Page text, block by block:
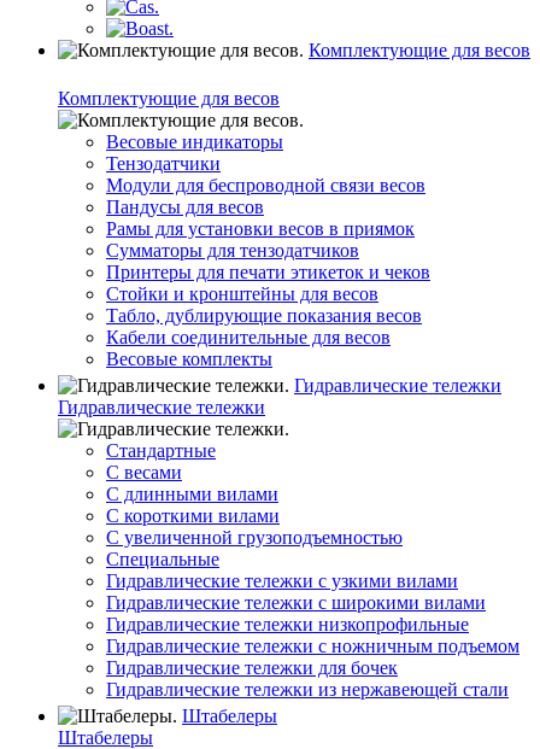
Комплектующие для весов
Комплектующие для весов
Весовые индикаторы
Тензодатчики
Модули для беспроводной связи весов
Пандусы для весов
Рамы для установки весов в приямок
Сумматоры для тензодатчиков
Принтеры для печати этикеток и чеков
Стойки и кронштейны для весов
Табло, дублирующие показания весов
Кабели соединительные для весов
Весовые комплекты
Гидравлические тележки
Гидравлические тележки
Стандартные
С весами
С длинными вилами
С короткими вилами
С увеличенной грузоподъемностью
Специальные
Гидравлические тележки с узкими вилами
Гидравлические тележки с широкими вилами
Гидравлические тележки низкопрофильные
Гидравлические тележки с ножничным подъемом
Гидравлические тележки для бочек
Гидравлические тележки из нержавеющей стали
Штабелеры
Штабелеры